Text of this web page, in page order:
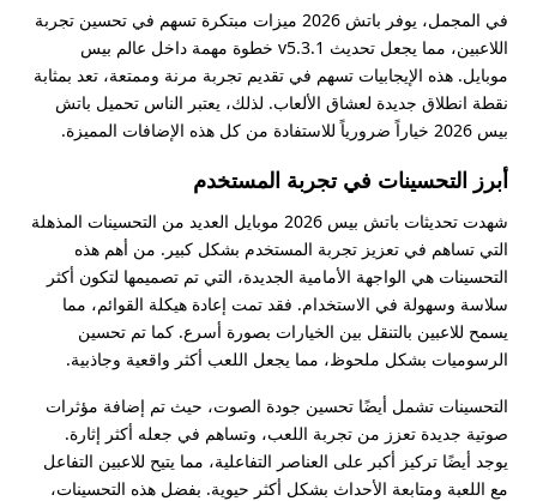
في المجمل، يوفر باتش 2026 ميزات مبتكرة تسهم في تحسين تجربة
اللاعبين، مما يجعل تحديث v5.3.1 خطوة مهمة داخل عالم بيس
موبايل. هذه الإيجابيات تسهم في تقديم تجربة مرنة وممتعة، تعد بمثابة
نقطة انطلاق جديدة لعشاق الألعاب. لذلك، يعتبر الناس تحميل باتش
بيس 2026 خياراً ضرورياً للاستفادة من كل هذه الإضافات المميزة.
أبرز التحسينات في تجربة المستخدم
شهدت تحديثات باتش بيس 2026 موبايل العديد من التحسينات المذهلة
التي تساهم في تعزيز تجربة المستخدم بشكل كبير. من أهم هذه
التحسينات هي الواجهة الأمامية الجديدة، التي تم تصميمها لتكون أكثر
سلاسة وسهولة في الاستخدام. فقد تمت إعادة هيكلة القوائم، مما
يسمح للاعبين بالتنقل بين الخيارات بصورة أسرع. كما تم تحسين
الرسوميات بشكل ملحوظ، مما يجعل اللعب أكثر واقعية وجاذبية.
التحسينات تشمل أيضًا تحسين جودة الصوت، حيث تم إضافة مؤثرات
صوتية جديدة تعزز من تجربة اللعب، وتساهم في جعله أكثر إثارة.
يوجد أيضًا تركيز أكبر على العناصر التفاعلية، مما يتيح للاعبين التفاعل
مع اللعبة ومتابعة الأحداث بشكل أكثر حيوية. بفضل هذه التحسينات،